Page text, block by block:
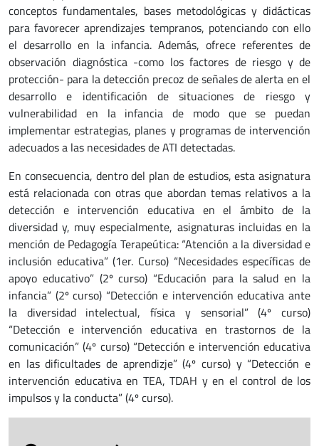
conceptos fundamentales, bases metodológicas y didácticas
para favorecer aprendizajes tempranos, potenciando con ello
el desarrollo en la infancia. Además, ofrece referentes de
observación diagnóstica -como los factores de riesgo y de
protección- para la detección precoz de señales de alerta en el
desarrollo e identificación de situaciones de riesgo y
vulnerabilidad en la infancia de modo que se puedan
implementar estrategias, planes y programas de intervención
adecuados a las necesidades de ATI detectadas.
En consecuencia, dentro del plan de estudios, esta asignatura
está relacionada con otras que abordan temas relativos a la
detección e intervención educativa en el ámbito de la
diversidad y, muy especialmente, asignaturas incluidas en la
mención de Pedagogía Terapeútica: “Atención a la diversidad e
inclusión educativa” (1er. Curso) “Necesidades específicas de
apoyo educativo” (2º curso) “Educación para la salud en la
infancia” (2º curso) “Detección e intervención educativa ante
la diversidad intelectual, física y sensorial” (4º curso)
“Detección e intervención educativa en trastornos de la
comunicación” (4º curso) “Detección e intervención educativa
en las dificultades de aprendizje” (4º curso) y “Detección e
intervención educativa en TEA, TDAH y en el control de los
impulsos y la conducta” (4º curso).